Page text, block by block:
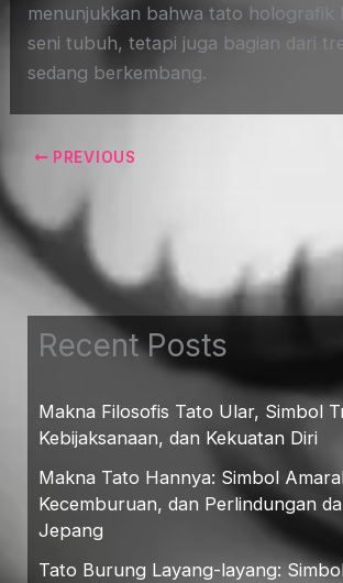
menunjukkan bahwa tato holografik
seni tubuh, tetapi juga bagian dari
sedang berkembang.
PREVIOUS
Recent Posts
Makna Filosofis Tato Ular, Simbol
Kebijaksanaan, dan Kekuatan Diri
Makna Tato Hannya: Simbol
Kecemburuan, dan Perlindungan
Jepang
Tato Burung Layang-layang: